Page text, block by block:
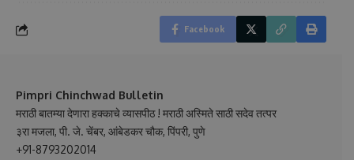
Facebook
Pimpri Chinchwad Bulletin
मराठी बातम्या देणारा हक्काचे व्यासपीठ ! मराठी अस्मिते साठी सदेव तत्पर
३रा मजला, पी. जे. चेंबर, आंबेडकर चौक, पिंपरी, पुणे
+91-8793202014